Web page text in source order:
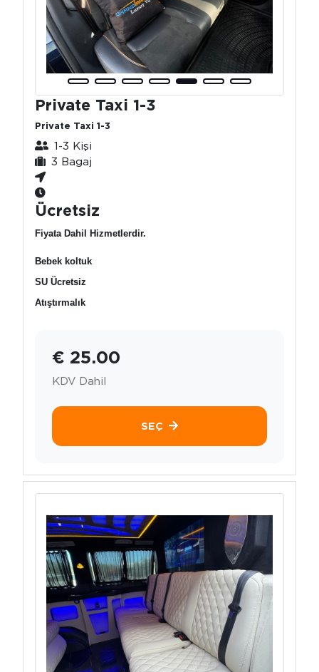
Private Taxi 1-3
Private Taxi 1-3
1-3 Kişi
3 Bagaj
Ücretsiz
Fiyata Dahil Hizmetlerdir.
Bebek koltuk
SU Ücretsiz
Atıştırmalık
€ 25.00
KDV Dahil
SEÇ